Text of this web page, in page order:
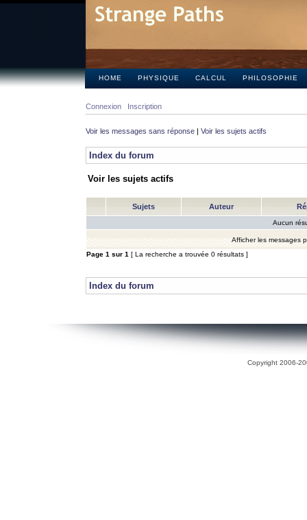
HOME PHYSIQUE CALCUL PHILOSOPHIE
Connexion Inscription
Voir les messages sans réponse | Voir les sujets actifs
Index du forum
Voir les sujets actifs
Sujets Auteur
Aucun
Afficher les messages
Page 1 sur 1 [ La recherche a trouvée 0 résultats ]
Index du forum
Copyright 2006-